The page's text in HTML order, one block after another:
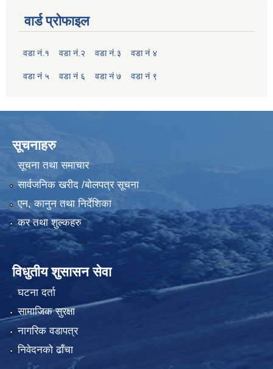
वार्ड प्रोफाइल
वडा नं.१ वडा नं.२ वडा नं.३ वडा नं ४
वडा नं ५ वडा नं ६ वडा नं ७ वडा नं ९
सूचनाहरु
सूचना तथा समाचार
सार्वजनिक खरीद /बोलपत्र सूचना
एन, कानुन तथा निर्देशिका
कर तथा शुल्कहरु
विधुतीय शुसासन सेवा
घटना दर्ता
सामाजिक सुरक्षा
नागरिक वडापत्र
निवेदनको ढाँचा